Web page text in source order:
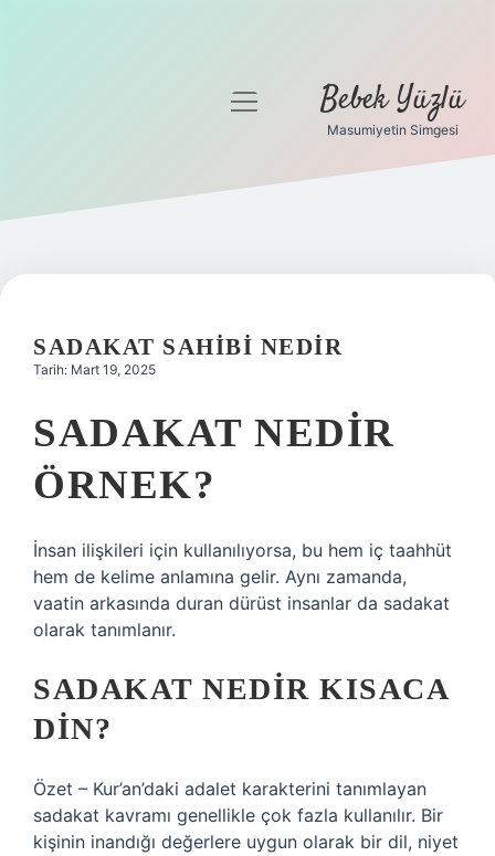
Gizlilik Politikası
Yasal Uyarı
menüyü
Bebek Yüzlü
Masumiyetin Simgesi
SADAKAT SAHIBI NEDIR
Tarih: Mart 19, 2025
SADAKAT NEDIR
ÖRNEK?
İnsan ilişkileri için kullanılıyorsa, bu hem iç taahhüt
hem de kelime anlamına gelir. Aynı zamanda,
vaatin arkasında duran dürüst insanlar da sadakat
olarak tanımlanır.
SADAKAT NEDIR KISACA
DIN?
Özet – Kur’an’daki adalet karakterini tanımlayan
sadakat kavramı genellikle çok fazla kullanılır. Bir
kişinin inandığı değerlere uygun olarak bir dil, niyet